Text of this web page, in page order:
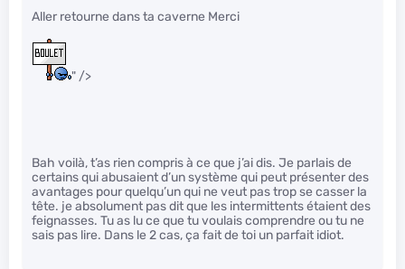
Aller retourne dans ta caverne Merci
" />
Bah voilà, t’as rien compris à ce que j’ai dis. Je parlais de
certains qui abusaient d’un système qui peut présenter des
avantages pour quelqu’un qui ne veut pas trop se casser la
tête. je absolument pas dit que les intermittents étaient des
feignasses. Tu as lu ce que tu voulais comprendre ou tu ne
sais pas lire. Dans le 2 cas, ça fait de toi un parfait idiot.